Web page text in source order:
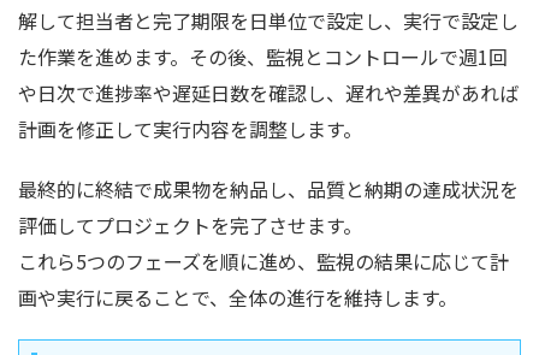
解して担当者と完了期限を日単位で設定し、実行で設定し
た作業を進めます。その後、監視とコントロールで週1回
や日次で進捗率や遅延日数を確認し、遅れや差異があれば
計画を修正して実行内容を調整します。
最終的に終結で成果物を納品し、品質と納期の達成状況を
評価してプロジェクトを完了させます。
これら5つのフェーズを順に進め、監視の結果に応じて計
画や実行に戻ることで、全体の進行を維持します。